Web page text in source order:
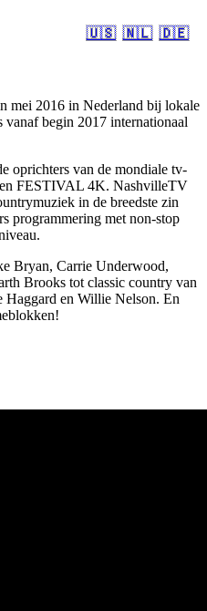
🇺🇸 🇳🇱 🇩🇪
mei 2016 in Nederland bij lokale
vanaf begin 2017 internationaal
oprichters van de mondiale tv-
FESTIVAL 4K. NashvilleTV
in de breedste zin
programmering met non-stop
Bryan, Carrie Underwood,
Brooks tot classic country van
Haggard en Willie Nelson. En